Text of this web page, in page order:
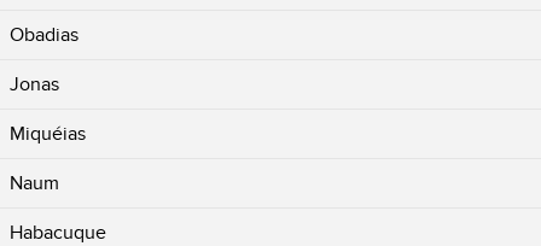
Obadias
Jonas
Miquéias
Naum
Habacuque